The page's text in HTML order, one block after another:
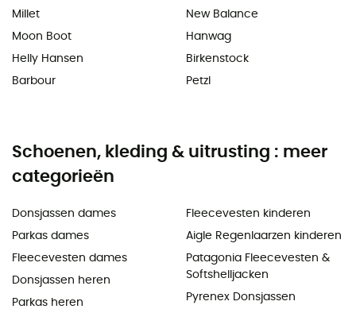
Millet
Moon Boot
Helly Hansen
Barbour
New Balance
Hanwag
Birkenstock
Petzl
Schoenen, kleding & uitrusting : meer
categorieën
Donsjassen dames
Parkas dames
Fleecevesten dames
Donsjassen heren
Parkas heren
Fleecevesten kinderen
Aigle Regenlaarzen kinderen
Patagonia Fleecevesten &
Softshelljacken
Pyrenex Donsjassen